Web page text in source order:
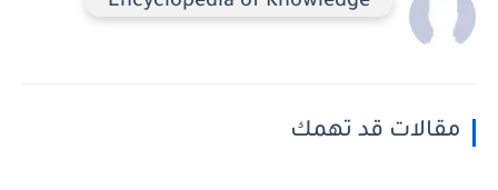
مقالات قد تهمك